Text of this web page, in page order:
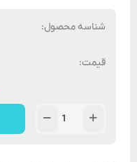
شناسه محصول:
قیمت: